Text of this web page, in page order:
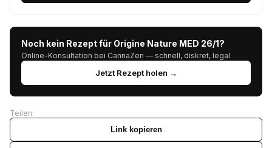
Noch kein Rezept für Origine Nature MED 26/1?
Online-Konsultation bei CannaZen — schnell, diskret, legal
Jetzt Rezept holen →
Teilen:
Link kopieren